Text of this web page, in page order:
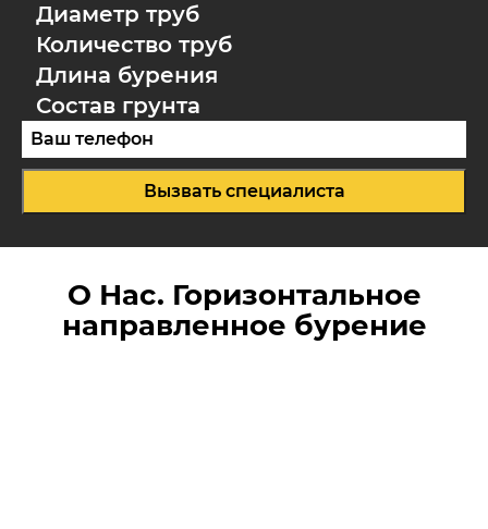
Диаметр труб
Количество труб
Длина бурения
Состав грунта
Вызвать специалиста
О Нас. Горизонтальное
направленное бурение